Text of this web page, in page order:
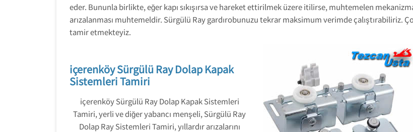
eder. Bununla birlikte, eğer kapı sıkışırsa ve hareket ettirilmek üzere itilirse, muhtemelen
arızalanması muhtemeldir. Sürgülü Ray gardırobunuzu tekrar maksimum verimde çalıştırabiliriz.
tamir etmekteyiz.
içerenköy Sürgülü Ray Dolap Kapak
Sistemleri Tamiri
içerenköy Sürgülü Ray Dolap Kapak Sistemleri
Tamiri, yerli ve diğer yabancı menşeli, Sürgülü Ray
Dolap Ray Sistemleri Tamiri, yıllardır arızalarını